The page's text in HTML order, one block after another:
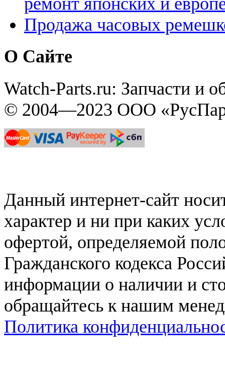
Продажа часовых
О Сайте
Watch-Parts.ru: Запчасти и
© 2004—2023 ООО
Данный интернет-сайт
характер и ни при каких
офертой, определяемой
Гражданского кодекса
информации о наличии и
обращайтесь к нашим
Политика